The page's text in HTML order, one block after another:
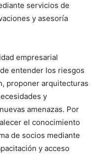
servicios de
y asesoría
empresarial
entender los riesgos
proponer arquitecturas
y
amenazas. Por
el conocimiento
de socios mediante
y acceso